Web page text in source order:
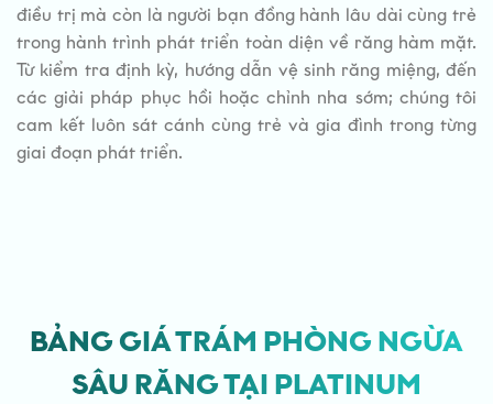
điều trị mà còn là người bạn đồng hành lâu dài cùng trẻ
trong hành trình phát triển toàn diện về răng hàm mặt.
Từ kiểm tra định kỳ, hướng dẫn vệ sinh răng miệng, đến
các giải pháp phục hồi hoặc chỉnh nha sớm; chúng tôi
cam kết luôn sát cánh cùng trẻ và gia đình trong từng
giai đoạn phát triển.
BẢNG GIÁ TRÁM PHÒNG NGỪA
SÂU RĂNG TẠI PLATINUM